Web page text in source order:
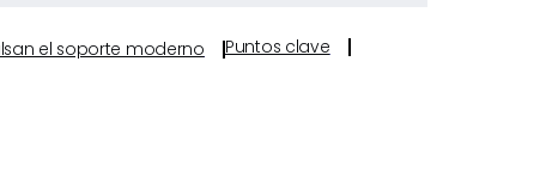
el soporte moderno Puntos clave